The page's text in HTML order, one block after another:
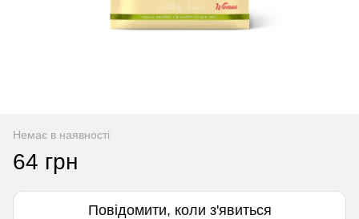
Немає в наявності
64 грн
Повідомити, коли з'явиться